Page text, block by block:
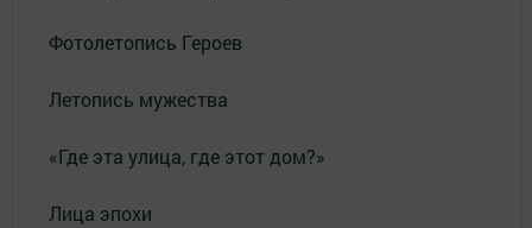
Фотолетопись Героев
Летопись мужества
«Где эта улица, где этот дом?»
Лица эпохи